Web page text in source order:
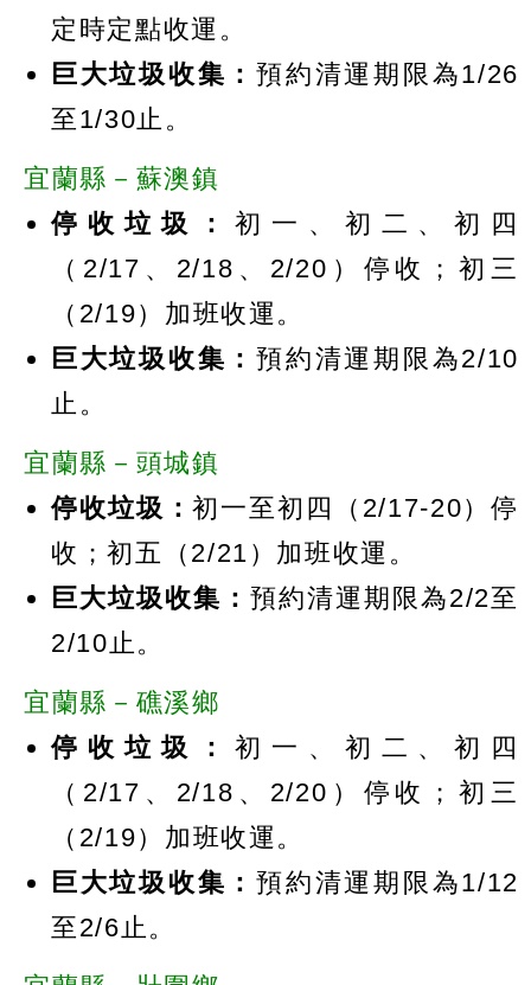
定時定點收運。
巨大垃圾收集：預約清運期限為1/26
至1/30止。
宜蘭縣－蘇澳鎮
停收垃圾： 初一、初二、初四
（2/17、2/18、2/20）停收；初三
（2/19）加班收運。
巨大垃圾收集：預約清運期限為2/10
止。
宜蘭縣－頭城鎮
停收垃圾：初一至初四（2/17-20）停
收；初五（2/21）加班收運。
巨大垃圾收集：預約清運期限為2/2至
2/10止。
宜蘭縣－礁溪鄉
停收垃圾： 初一、初二、初四
（2/17、2/18、2/20）停收；初三
（2/19）加班收運。
巨大垃圾收集：預約清運期限為1/12
至2/6止。